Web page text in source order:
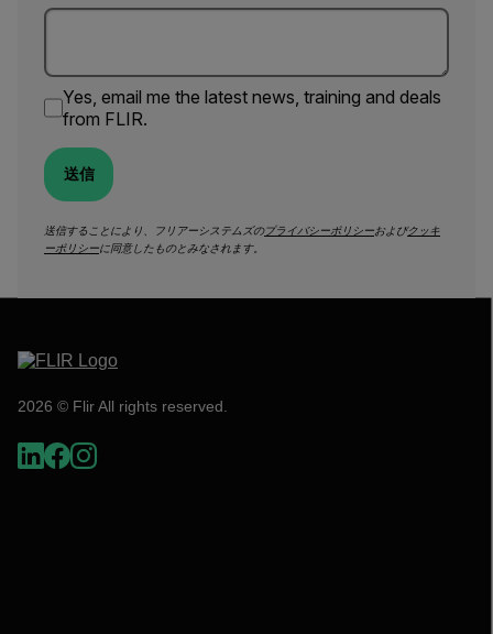
Yes, email me the latest news, training and deals
from FLIR.
送信
送信することにより、フリアーシステムズのプライバシーポリシーおよびクッキ
ーポリシーに同意したものとみなされます。
2026 © Flir All rights reserved.